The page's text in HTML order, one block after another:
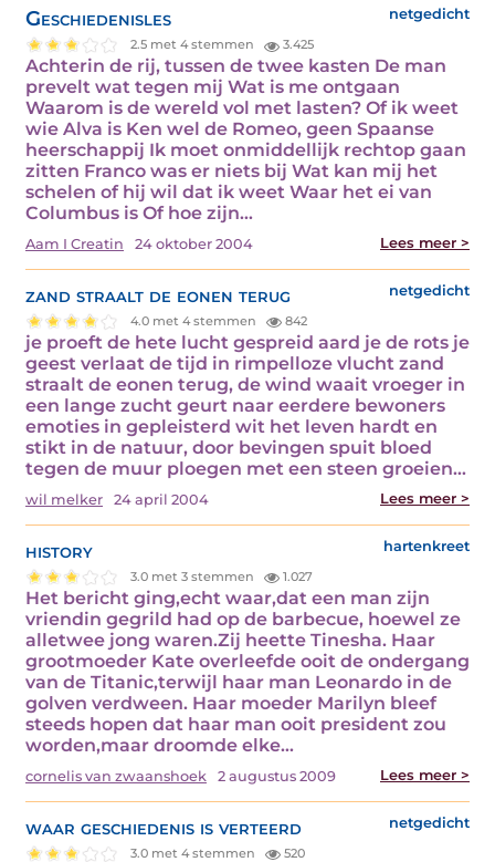
Geschiedenisles netgedicht
2.5 met 4 stemmen 3.425
Achterin de rij, tussen de twee kasten De man
prevelt wat tegen mij Wat is me ontgaan
Waarom is de wereld vol met lasten? Of ik weet
wie Alva is Ken wel de Romeo, geen Spaanse
heerschappij Ik moet onmiddellijk rechtop gaan
zitten Franco was er niets bij Wat kan mij het
schelen of hij wil dat ik weet Waar het ei van
Columbus is Of hoe zijn…
Aam I Creatin 24 oktober 2004 Lees meer >
zand straalt de eonen terug netgedicht
4.0 met 4 stemmen 842
je proeft de hete lucht gespreid aard je de rots je
geest verlaat de tijd in rimpelloze vlucht zand
straalt de eonen terug, de wind waait vroeger in
een lange zucht geurt naar eerdere bewoners
emoties in gepleisterd wit het leven hardt en
stikt in de natuur, door bevingen spuit bloed
tegen de muur ploegen met een steen groeien…
wil melker 24 april 2004 Lees meer >
history hartenkreet
3.0 met 3 stemmen 1.027
Het bericht ging,echt waar,dat een man zijn
vriendin gegrild had op de barbecue, hoewel ze
alletwee jong waren.Zij heette Tinesha. Haar
grootmoeder Kate overleefde ooit de ondergang
van de Titanic,terwijl haar man Leonardo in de
golven verdween. Haar moeder Marilyn bleef
steeds hopen dat haar man ooit president zou
worden,maar droomde elke…
cornelis van zwaanshoek 2 augustus 2009 Lees meer >
waar geschiedenis is verteerd netgedicht
3.0 met 4 stemmen 520